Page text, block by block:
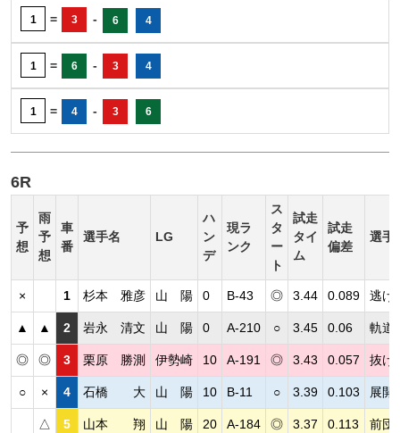
1 = 3 - 6 4
1 = 6 - 3 4
1 = 4 - 3 6
6R
予
想
雨
予
想
車
番
選手名 LG
ハ
ン
デ
現ラ
ンク
ス
タ
ー
ト
試走
タイ
ム
試走
偏差
選手
× 1 杉本 雅彦 山 陽 0 B-43 ◎ 3.44 0.089 逃げ
▲ ▲ 2 岩永 清文 山 陽 0 A-210 ○ 3.45 0.06 軌道
◎ ◎ 3 栗原 勝測 伊勢崎 10 A-191 ◎ 3.43 0.057 抜け
○ × 4 石橋 大 山 陽 10 B-11 ○ 3.39 0.103 展開
△ 5 山本 翔 山 陽 20 A-184 ◎ 3.37 0.113 前団